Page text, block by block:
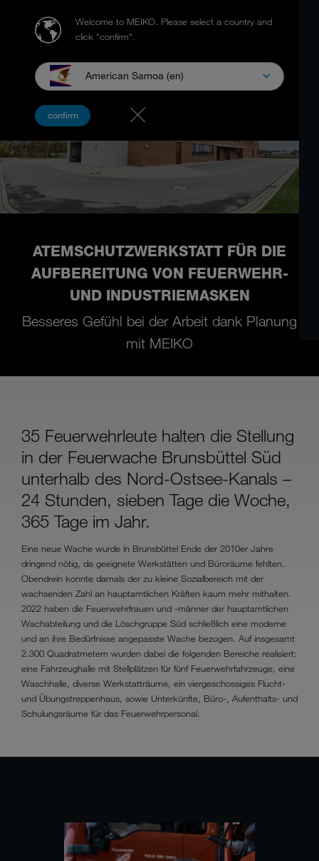
Welcome to MEIKO. Please select a country and
click "confirm".
American Samoa (en)
confirm
ATEMSCHUTZWERKSTATT FÜR DIE
AUFBEREITUNG VON FEUERWEHR-
UND INDUSTRIEMASKEN
Besseres Gefühl bei der Arbeit dank Planung
mit MEIKO
35 Feuerwehrleute halten die Stellung
in der Feuerwache Brunsbüttel Süd
unterhalb des Nord-Ostsee-Kanals –
24 Stunden, sieben Tage die Woche,
365 Tage im Jahr.
Eine neue Wache wurde in Brunsbüttel Ende der 2010er Jahre
dringend nötig, da geeignete Werkstätten und Büroräume fehlten.
Obendrein konnte damals der zu kleine Sozialbereich mit der
wachsenden Zahl an hauptamtlichen Kräften kaum mehr mithalten.
2022 haben die Feuerwehrfrauen und -männer der hauptamtlichen
Wachabteilung und die Löschgruppe Süd schließlich eine moderne
und an ihre Bedürfnisse angepasste Wache bezogen. Auf insgesamt
2.300 Quadratmetern wurden dabei die folgenden Bereiche realisiert:
eine Fahrzeughalle mit Stellplätzen für fünf Feuerwehrfahrzeuge, eine
Waschhalle, diverse Werkstatträume, ein viergeschossiges Flucht-
und Übungstreppenhaus, sowie Unterkünfte, Büro-, Aufenthalts- und
Schulungsräume für das Feuerwehrpersonal.